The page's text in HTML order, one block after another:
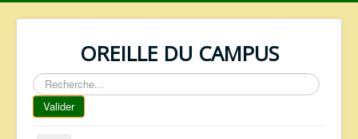
OREILLE DU CAMPUS
Rechercher
Valider